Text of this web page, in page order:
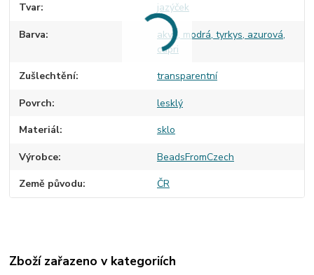
Tvar jazýček
Barva
akva, modrá, tyrkys, azurová,
capri
Zušlechtění transparentní
Povrch lesklý
Materiál sklo
Výrobce BeadsFromCzech
Země původu ČR
Zboží zařazeno v kategoriích